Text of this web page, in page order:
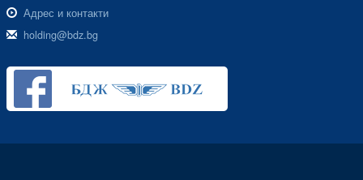
Адрес и контакти
holding@bdz.bg